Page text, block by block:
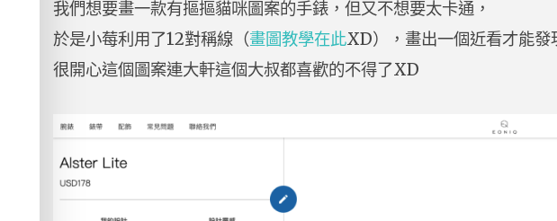
我們想要畫一款有摳摳貓咪圖案的手錶，但又不想要太卡通，
於是小莓利用了12對稱線（畫圖教學在此XD），畫出一個近看才能發
很開心這個圖案連大軒這個大叔都喜歡的不得了XD